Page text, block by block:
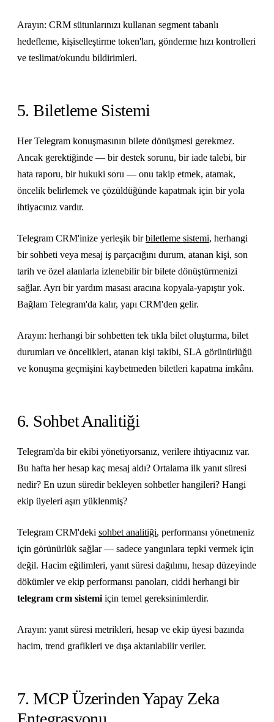
Arayın: CRM sütunlarınızı kullanan segment tabanlı
hedefleme, kişiselleştirme token'ları, gönderme hızı kontrolleri
ve teslimat/okundu bildirimleri.
5. Biletleme Sistemi
Her Telegram konuşmasının bilete dönüşmesi gerekmez.
Ancak gerektiğinde — bir destek sorunu, bir iade talebi, bir
hata raporu, bir hukuki soru — onu takip etmek, atamak,
öncelik belirlemek ve çözüldüğünde kapatmak için bir yola
ihtiyacınız vardır.
Telegram CRM'inize yerleşik birbiletleme sistemi, herhangi
bir sohbeti veya mesaj iş parçacığını durum, atanan kişi, son
tarih ve özel alanlarla izlenebilir bir bilete dönüştürmenizi
sağlar. Ayrı bir yardım masası aracına kopyala-yapıştır yok.
Bağlam Telegram'da kalır, yapı CRM'den gelir.
Arayın: herhangi bir sohbetten tek tıkla bilet oluşturma, bilet
durumları ve öncelikleri, atanan kişi takibi, SLA görünürlüğü
ve konuşma geçmişini kaybetmeden biletleri kapatma imkânı.
6. Sohbet Analitiği
Telegram'da bir ekibi yönetiyorsanız, verilere ihtiyacınız var.
Bu hafta her hesap kaç mesaj aldı? Ortalama ilk yanıt süresi
nedir? En uzun süredir bekleyen sohbetler hangileri? Hangi
ekip üyeleri aşırı yüklenmiş?
Telegram CRM'deki sohbet analitiği, performansı yönetmeniz
için görünürlük sağlar — sadece yangınlara tepki vermek için
değil. Hacim eğilimleri, yanıt süresi dağılımı, hesap düzeyinde
dökümler ve ekip performansı panoları, ciddi herhangi bir
telegram crm sistemi için temel gereksinimlerdir.
Arayın: yanıt süresi metrikleri, hesap ve ekip üyesi bazında
hacim, trend grafikleri ve dışa aktarılabilir veriler.
7. MCP Üzerinden Yapay Zeka